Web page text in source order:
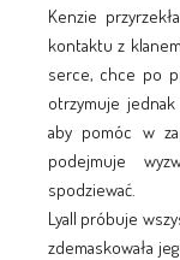
Kenzie
kontaktu z
serce, chce po
otrzymuje
aby pomóc w
podejmuje
spodziewać.
Lyall próbuje
zdemaskowała